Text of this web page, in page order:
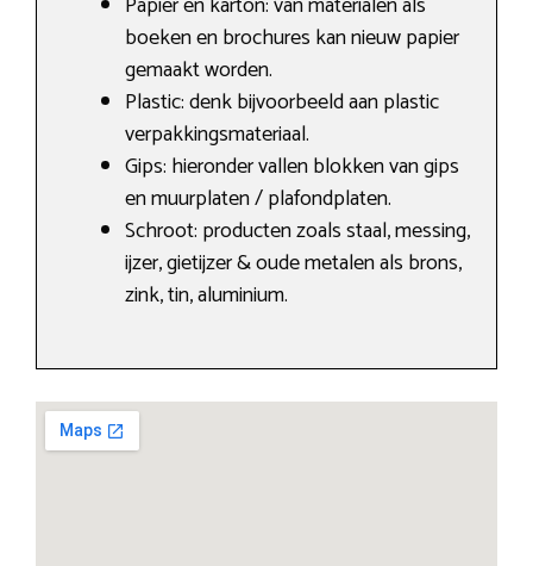
boeken en brochures kan nieuw papier
gemaakt worden.
Plastic: denk bijvoorbeeld aan plastic
verpakkingsmateriaal.
Gips: hieronder vallen blokken van gips
en muurplaten / plafondplaten.
Schroot: producten zoals staal, messing,
ijzer, gietijzer & oude metalen als brons,
zink, tin, aluminium.